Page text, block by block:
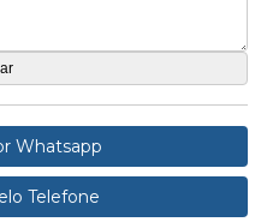
Whatsapp
Telefone